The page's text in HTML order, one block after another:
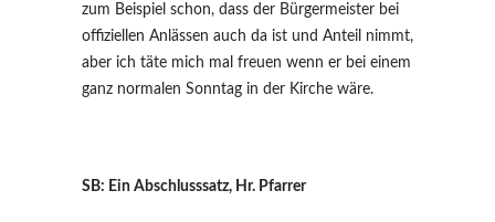
zum Beispiel schon, dass der Bürgermeister bei
offiziellen Anlässen auch da ist und Anteil nimmt,
aber ich täte mich mal freuen wenn er bei einem
ganz normalen Sonntag in der Kirche wäre.
SB: Ein Abschlusssatz, Hr. Pfarrer